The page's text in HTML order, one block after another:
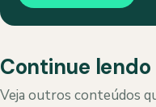
Continue lendo
Veja outros conteúdos